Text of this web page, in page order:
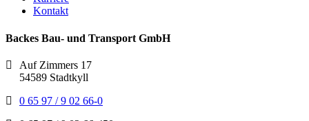
Kontakt
Backes Bau- und Transport GmbH
Auf Zimmers 17
54589 Stadtkyll
0 65 97 / 9 02 66-0